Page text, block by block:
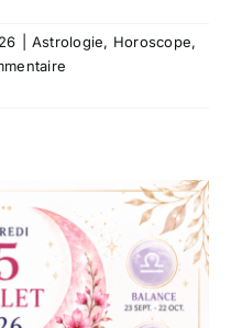
Astrologie, Horoscope,